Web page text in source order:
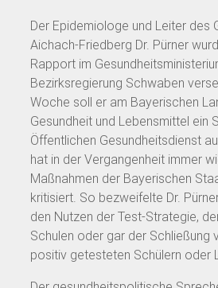
Der Epidemiologe und Leiter des
Aichach-Friedberg Dr. Pürner
Rapport im
Bezirksregierung Schwaben
Woche soll er am Bayerischen
Gesundheit und Lebensmittel ein
Öffentlichen Gesundheitsdienst
hat in der Vergangenheit immer
Maßnahmen der Bayerischen
kritisiert. So bezweifelte Dr.
den Nutzen der Test-Strategie,
Schulen oder gar der Schließung
positiv getesteten Schülern oder